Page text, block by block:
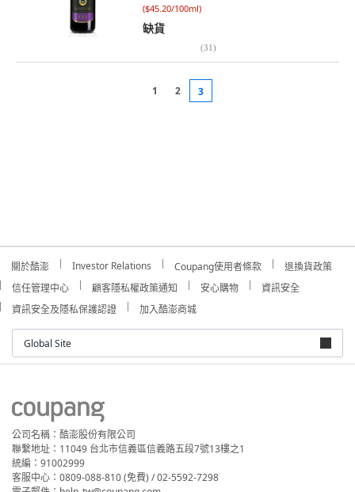
($45.20/100ml)
缺貨
(31)
1 2 3
關於酷澎 Investor Relations Coupang使用者條款
退換貨政策
信任管理中心
顧客隱私權政策通知 安心購物
資訊安全
資訊安全及隱私保護認證
加入酷澎商城
Global Site
公司名稱：酷澎股份有限公司
聯繫地址：11049 台北市信義區信義路五段7號13樓之1
統編：91002999
客服中心：0809-088-810 (免費) / 02-5592-7298